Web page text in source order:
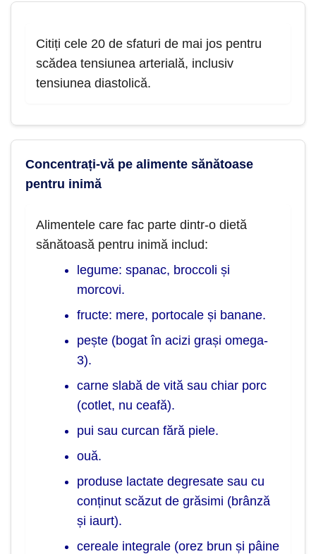
Citiți cele 20 de sfaturi de mai jos pentru
scădea tensiunea arterială, inclusiv
tensiunea diastolică.
Concentrați-vă pe alimente sănătoase
pentru inimă
Alimentele care fac parte dintr-o dietă
sănătoasă pentru inimă includ:
legume: spanac, broccoli și
morcovi.
fructe: mere, portocale și banane.
pește (bogat în acizi grași omega-
3).
carne slabă de vită sau chiar porc
(cotlet, nu ceafă).
pui sau curcan fără piele.
ouă.
produse lactate degresate sau cu
conținut scăzut de grăsimi (brânză
și iaurt).
cereale integrale (orez brun și pâine